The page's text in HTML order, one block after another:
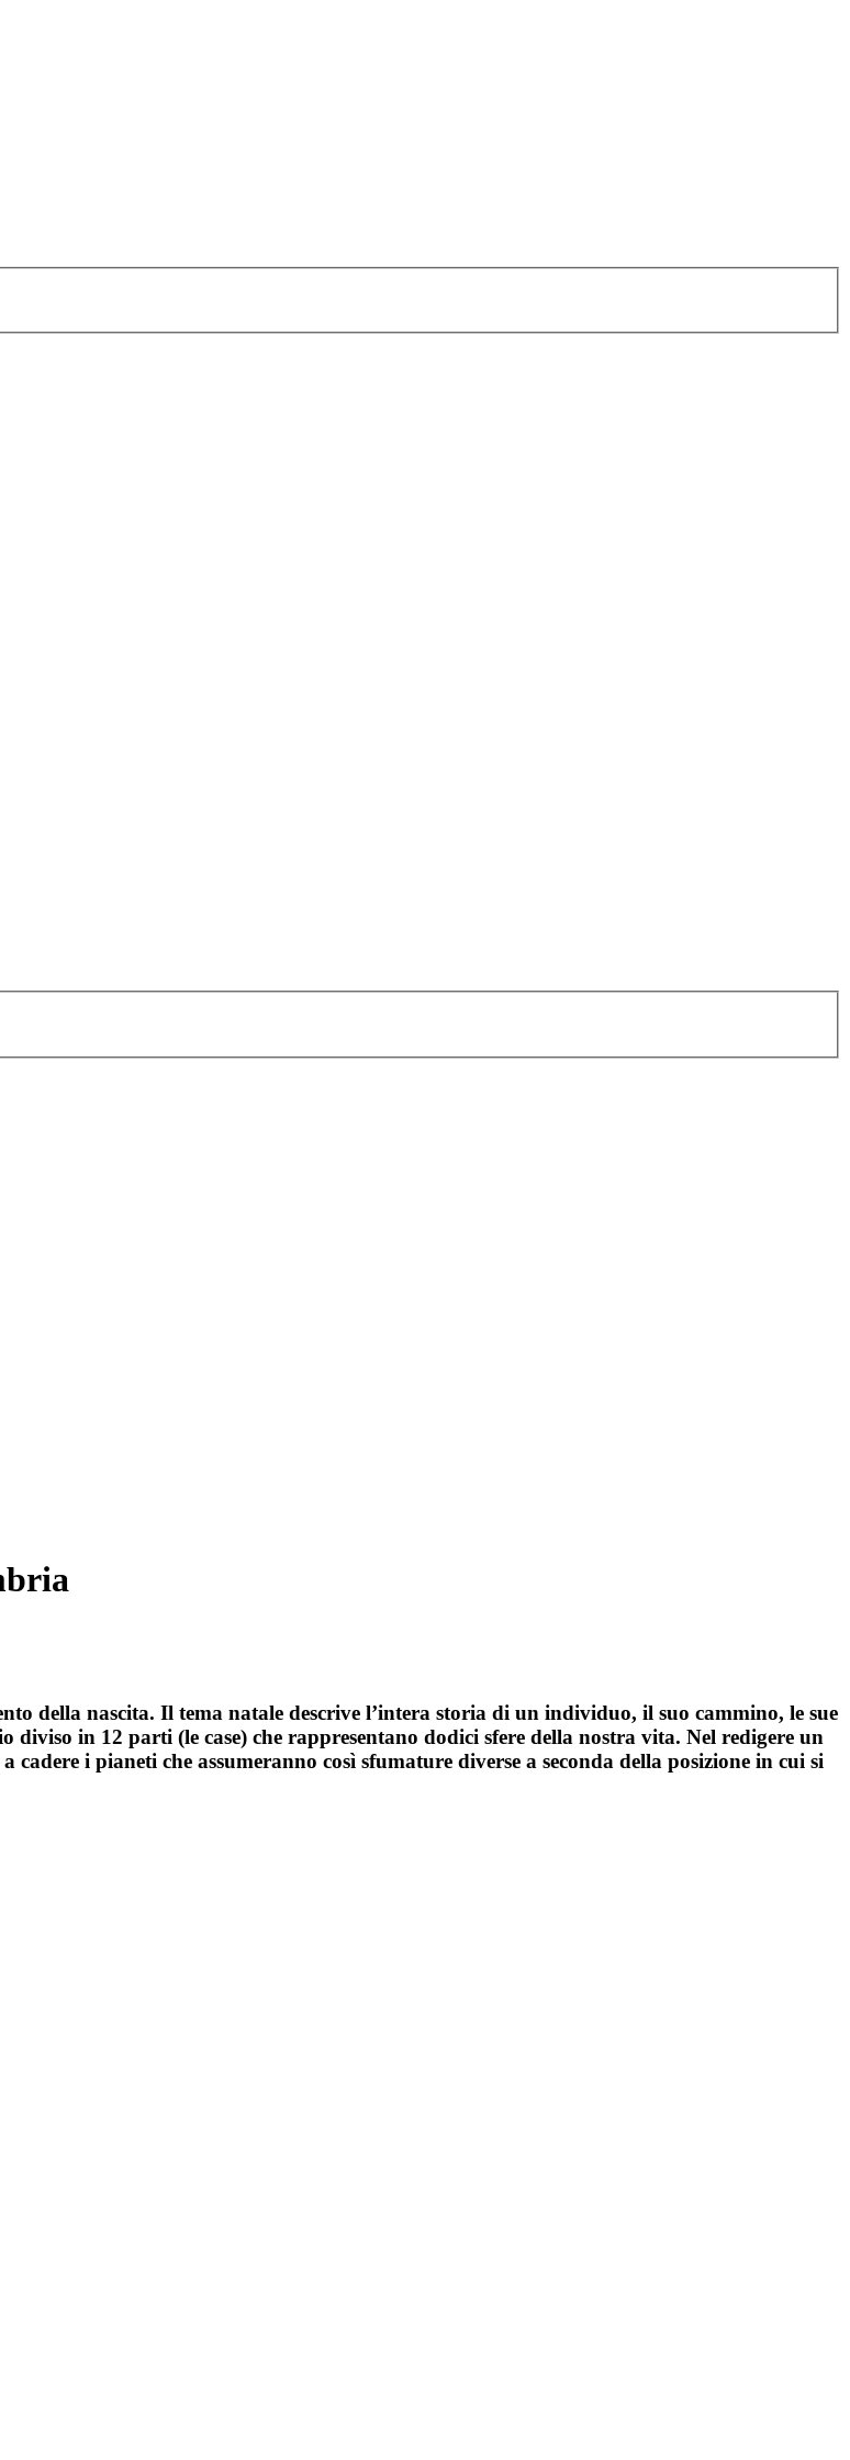
della nascita. Il tema natale descrive l’intera storia di un individuo, il suo cammino, le sue
diviso in 12 parti (le case) che rappresentano dodici sfere della nostra vita. Nel redigere un
i pianeti che assumeranno così sfumature diverse a seconda della posizione in cui si